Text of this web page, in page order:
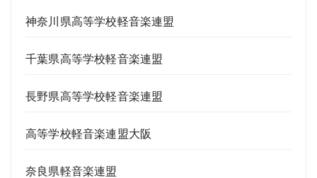
神奈川県高等学校軽音楽連盟
千葉県高等学校軽音楽連盟
長野県高等学校軽音楽連盟
高等学校軽音楽連盟大阪
奈良県軽音楽連盟